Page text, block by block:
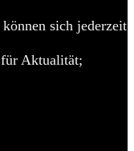
sich jederzeit
Aktualität;